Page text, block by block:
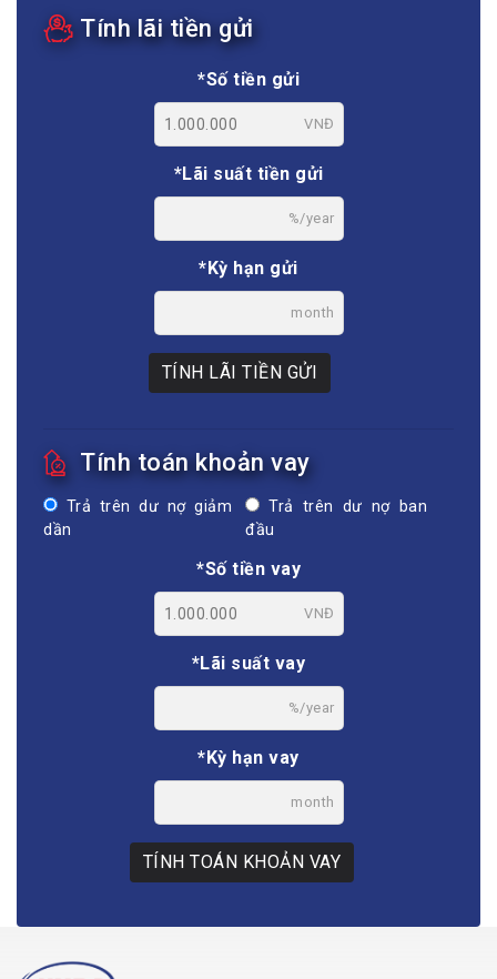
Tính lãi tiền gửi
*Số tiền gửi
VNĐ
*Lãi suất tiền gửi
%/year
*Kỳ hạn gửi
month
TÍNH LÃI TIỀN GỬI
Tính toán khoản vay
Trả trên dư nợ giảm
dần
Trả trên dư nợ ban
đầu
*Số tiền vay
VNĐ
*Lãi suất vay
%/year
*Kỳ hạn vay
month
TÍNH TOÁN KHOẢN VAY